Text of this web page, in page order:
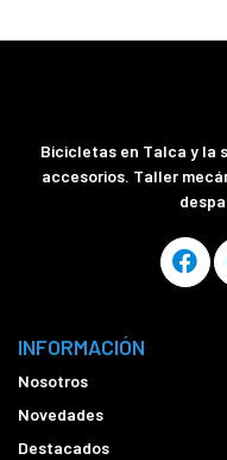
Bicicletas en Talca y la
accesorios. Taller
INFORMACIÓN
Nosotros
Novedades
Destacados